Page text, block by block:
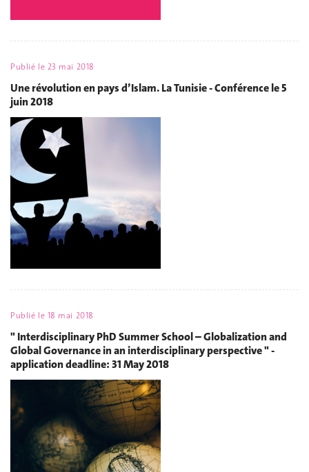
Publié le 23 mai 2018
Une révolution en pays d’Islam. La Tunisie - Conférence le 5
juin 2018
Publié le 18 mai 2018
" Interdisciplinary PhD Summer School – Globalization and
Global Governance in an interdisciplinary perspective " -
application deadline: 31 May 2018